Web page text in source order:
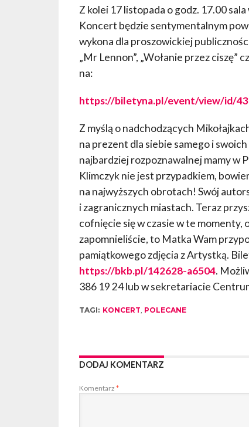
Z kolei 17 listopada o godz. 17.00
Koncert będzie sentymentalnym
wykona dla proszowickiej publiczności
„Mr Lennon”, „Wołanie przez
na:
https://biletyna.pl/event/view/id/
Z myślą o nadchodzących
na prezent dla siebie samego i
najbardziej rozpoznawalnej mamy w
Klimczyk nie jest przypadkiem,
na najwyższych obrotach! Swój
i zagranicznych miastach. Teraz
cofnięcie się w czasie w te momenty,
zapomnieliście, to Matka Wam
pamiątkowego zdjęcia z Artystką.
https://bkb.pl/142628-a6504.
386 19 24 lub w sekretariacie
TAGI: KONCERT, POLECANE
DODAJ KOMENTARZ
Komentarz *